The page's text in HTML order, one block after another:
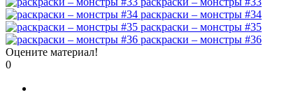
раскраски – монстры #34
раскраски – монстры #35
раскраски – монстры #36
Оцените материал!
0